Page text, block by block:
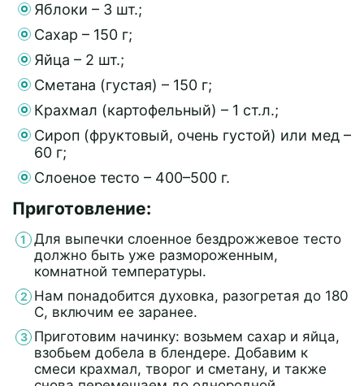
Яблоки – 3 шт.;
Сахар – 150 г;
Яйца – 2 шт.;
Сметана (густая) – 150 г;
Крахмал (картофельный) – 1 ст.л.;
Сироп (фруктовый, очень густой) или мед –
60 г;
Слоеное тесто – 400–500 г.
Приготовление:
Для выпечки слоенное бездрожжевое тесто
должно быть уже размороженным,
комнатной температуры.
Нам понадобится духовка, разогретая до 180
С, включим ее заранее.
Приготовим начинку: возьмем сахар и яйца,
взобьем добела в блендере. Добавим к
смеси крахмал, творог и сметану, и также